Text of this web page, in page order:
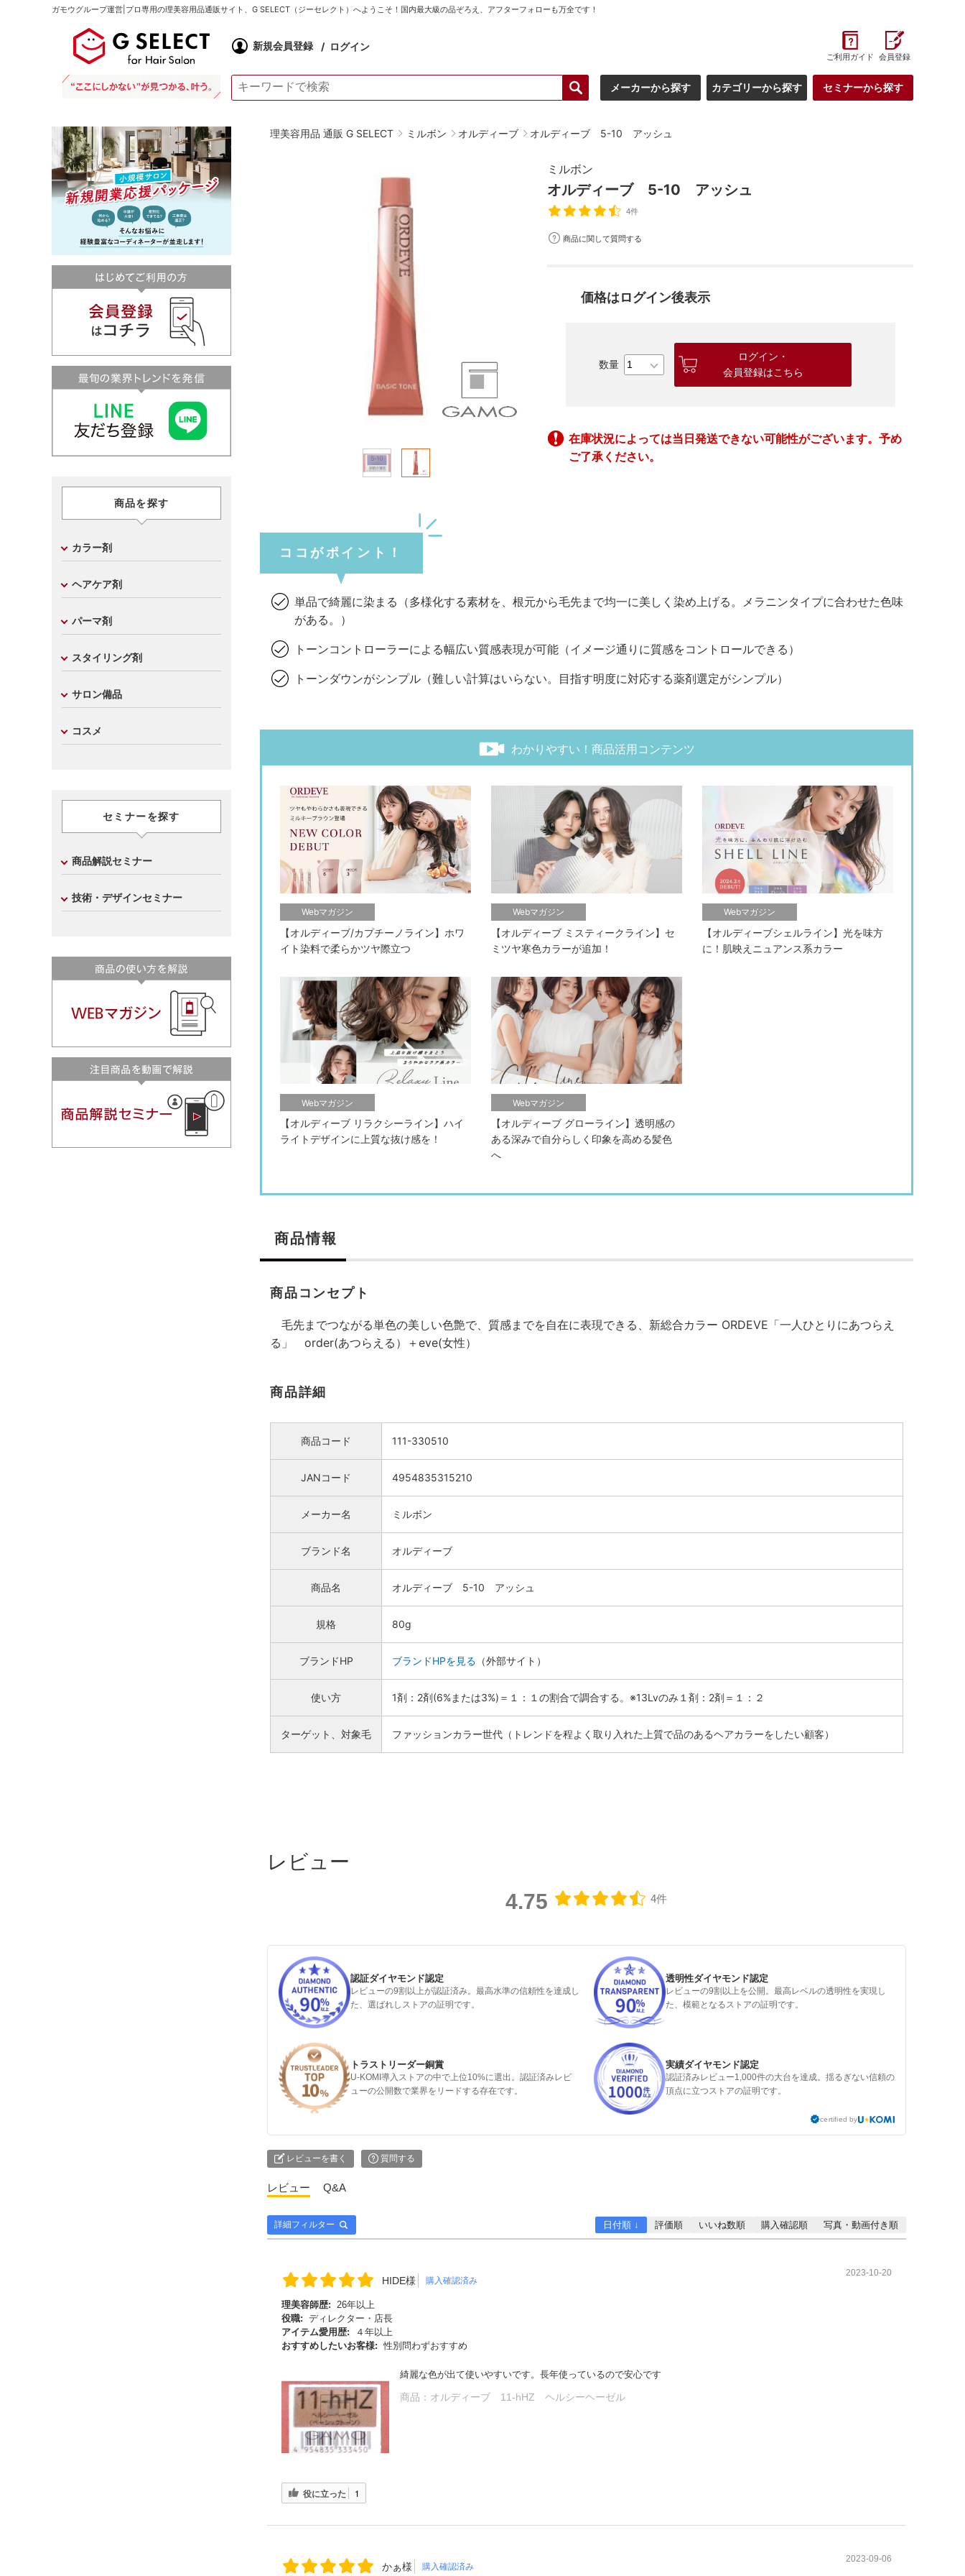
ガモウグループ運営|プロ専用の理美容用品通販サイト、G SELECT（ジーセレクト）へようこそ！国内最大級の品ぞろえ、アフターフォローも万全です！
ご利用ガイド 会員登録
メーカーから探す カテゴリーから探す セミナーから探す
新規会員登録 ログイン
理美容用品 通販 G SELECT ミルボン オルディーブ オルディーブ 5-10 アッシュ
ミルボン
オルディーブ 5-10 アッシュ
4件
商品に関して質問する
価格はログイン後表示
ログイン・
会員登録はこちら
在庫状況によっては当日発送できない可能性がございます。予め
ご了承ください。
ココがポイント！
単品で綺麗に染まる（多様化する素材を、根元から毛先まで均一に美しく染め上げる。メラニンタイプに合わせた色味
がある。）
トーンコントローラーによる幅広い質感表現が可能（イメージ通りに質感をコントロールできる）
トーンダウンがシンプル（難しい計算はいらない。目指す明度に対応する薬剤選定がシンプル）
わかりやすい！商品活用コンテンツ
Webマガジン
【オルディーブ/カプチーノライン】ホワ
イト染料で柔らかツヤ際立つ
Webマガジン
【オルディーブ ミスティークライン】セ
ミツヤ寒色カラーが追加！
Webマガジン
【オルディーブシェルライン】光を味方
に！肌映えニュアンス系カラー
Webマガジン
【オルディーブ リラクシーライン】ハイ
ライトデザインに上質な抜け感を！
Webマガジン
【オルディーブ グローライン】透明感の
ある深みで自分らしく印象を高める髪色
へ
商品情報
商品コンセプト
毛先までつながる単色の美しい色艶で、質感までを自在に表現できる、新総合カラー ORDEVE「一人ひとりにあつらえ
る」 order(あつらえる）＋eve(女性）
商品詳細
商品コード 111-330510
JANコード 4954835315210
メーカー名 ミルボン
ブランド名 オルディーブ
商品名 オルディーブ 5-10 アッシュ
規格 80g
ブランドHP ブランドHPを見る （外部サイト）
使い方 1剤：2剤(6%または3%)＝１：１の割合で調合する。※13Lvのみ１剤：2剤＝１：２
ターゲット、対象毛 ファッションカラー世代（トレンドを程よく取り入れた上質で品のあるヘアカラーをしたい顧客）
レビュー
4.75 4件
認証ダイヤモンド認定
レビューの9割以上が認証済み。最高水準の信頼性を達成し
た、選ばれしストアの証明です。
透明性ダイヤモンド認定
レビューの9割以上を公開。最高レベルの透明性を実現し
た、模範となるストアの証明です。
トラストリーダー銅賞
U-KOMI導入ストアの中で上位10%に選出。認証済みレビ
ューの公開数で業界をリードする存在です。
実績ダイヤモンド認定
認証済みレビュー1,000件の大台を達成。揺るぎない信頼の
頂点に立つストアの証明です。
certified by
レビューを書く 質問する
レビュー Q&A
詳細フィルター 日付順 ↓ 評価順 いいね数順 購入確認順 写真・動画付き順
HIDE様 購入確認済み
2023-10-20
理美容師歴:
26年以上
役職: ディレクター・店長
アイテム愛用歴:
４年以上
おすすめしたいお客様: 性別問わずおすすめ
綺麗な色が出て使いやすいです。長年使っているので安心です
商品： オルディーブ 11-hHZ ヘルシーヘーゼル
役に立った 1
かぁ様 購入確認済み
2023-09-06
商品を探す
カラー剤
ヘアケア剤
パーマ剤
スタイリング剤
サロン備品
コスメ
セミナーを探す
商品解説セミナー
技術・デザインセミナー